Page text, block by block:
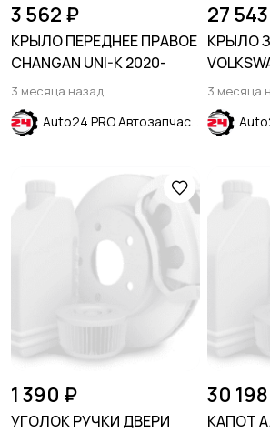
3 562 ₽
КРЫЛО ПЕРЕДНЕЕ ПРАВОЕ
CHANGAN UNI-K 2020-
3 месяца назад
Auto24.PRO Автозапчасти
27
КРЫЛО
2011-2018
3 месяца
1 390 ₽
УГОЛОК РУЧКИ ДВЕРИ
30
КАПОТ